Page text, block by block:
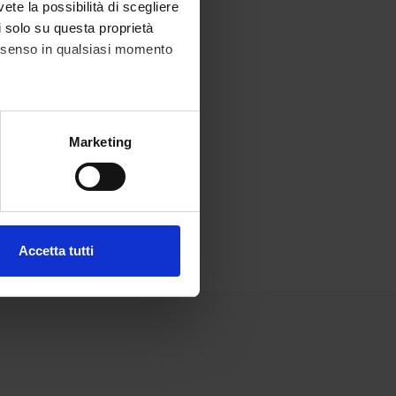
la possibilità di scegliere
su questa proprietà
in qualsiasi momento
metro,Marketing
Accetta tutti